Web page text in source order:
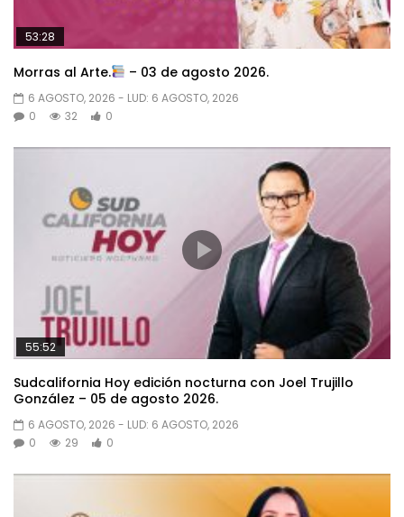
53:28
Morras al Arte. – 03 de agosto 2026.
6 AGOSTO, 2026 - LUD: 6 AGOSTO, 2026
0
32 0
55:52
Sudcalifornia Hoy edición nocturna con Joel Trujillo
González – 05 de agosto 2026.
6 AGOSTO, 2026 - LUD: 6 AGOSTO, 2026
0
29 0